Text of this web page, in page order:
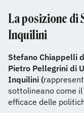
La posizione di
Inquilini
Stefano Chiappelli
Pietro Pellegrini di
Inquilini (
sottolineano come
efficace delle